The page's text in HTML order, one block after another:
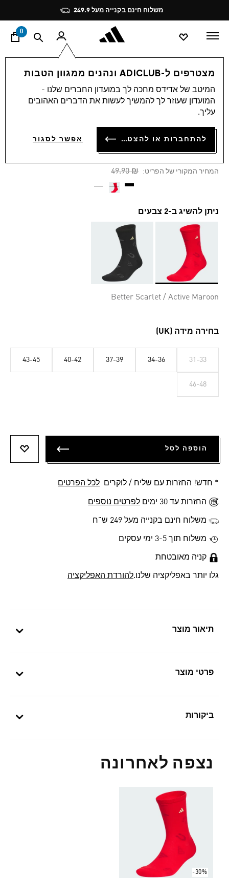
Pause
promotion
rotation
משלוח חינם בקנייה מעל 249.9
0
מצטרפים ל-ADICLUB ונהנים ממגוון הטבות
המיטב של אדידס מחכה לך במועדון החברים שלנו -
המועדון שעוזר לך להמשיך לעשות את הדברים האהובים
עליך.
להתחברות או להצטרפות אפשר לסגור
תיאור מוצר
פרטי מוצר
ביקורות
נצפה לאחרונה
-30%
מותגים Sportswear
CREW
המחיר המקורי של הפריט: Price reduced from
₪ 49.90
to
ניתן להשיג ב-2 צבעים
Better Scarlet / Active Maroon
בחירה מידה (UK)
31-33
34-36
37-39
40-42
43-45
46-48
הוספה לסל
* חדש! החזרות עם שליח / לוקרים לכל הפרטים
החזרות עד 30 ימים לפרטים נוספים
משלוח חינם בקנייה מעל 249 ש"ח
משלוח תוך 3-5 ימי עסקים
קניה מאובטחת
גלו יותר באפליקציה שלנו.להורדת האפליקציה